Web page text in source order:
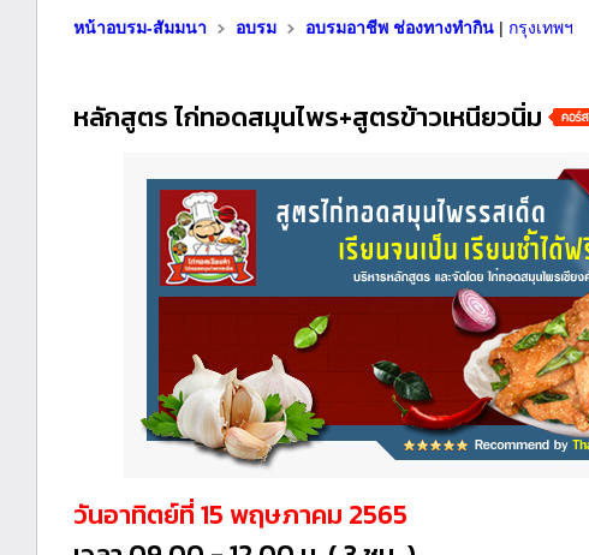
หน้าอบรม-สัมมนา อบรม อบรมอาชีพ ช่องทางทำกิน | กรุงเทพฯ
หลักสูตร ไก่ทอดสมุนไพร+สูตรข้าวเหนียวนิ่ม
วันอาทิตย์ที่ 15 พฤษภาคม 2565